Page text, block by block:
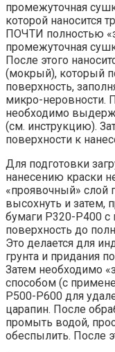
промежуточная
которой наносится
ПОЧТИ полностью
промежуточная
После этого
(мокрый), который
поверхность,
микро-неровности.
необходимо
(см. инструкцию).
поверхности к
Для подготовки
нанесению краски
«проявочный» слой
высохнуть и затем,
бумаги Р320-Р400
поверхность до
Это делается для
грунта и придания
Затем необходимо
способом (с
Р500-Р600 для
царапин. После
промыть водой,
обеспылить. После